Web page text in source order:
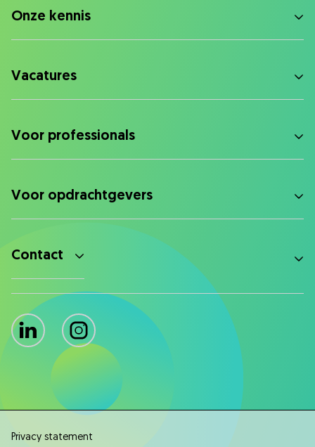
Onze kennis
Vacatures
Voor professionals
Voor opdrachtgevers
Contact
LinkedIn Instagram
Privacy statement